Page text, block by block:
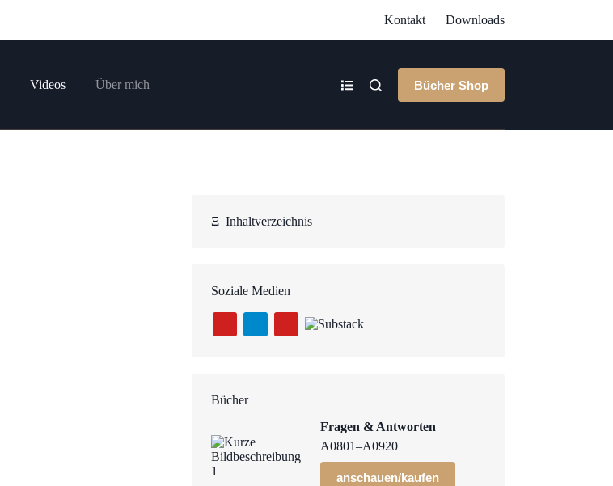
Kontakt Downloads
Videos Über mich Bücher Shop
ΞInhaltverzeichnis
Soziale Medien
Bücher
Fragen & Antworten
A0801–A0920
anschauen/kaufen